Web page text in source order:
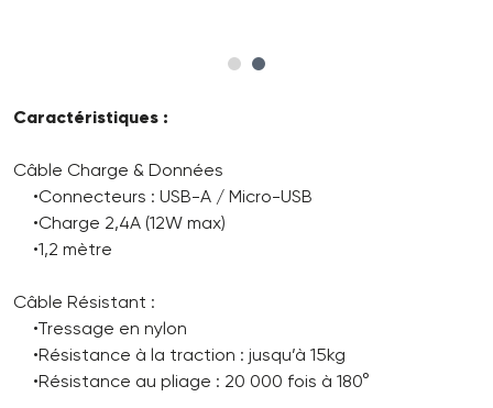
Caractéristiques :
Câble Charge & Données
•Connecteurs : USB-A / Micro-USB
•Charge 2,4A (12W max)
•1,2 mètre
Câble Résistant :
•Tressage en nylon
•Résistance à la traction : jusqu’à 15kg
•Résistance au pliage : 20 000 fois à 180°